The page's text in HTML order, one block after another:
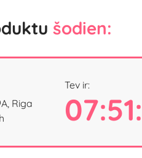
šodien:
Riga
Tev ir:
07:51: